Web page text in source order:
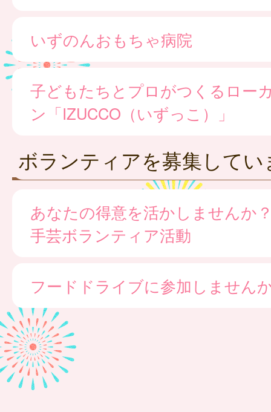
いずのんおもちゃ病院
子どもたちとプロがつくるロー
ン「IZUCCO（いずっこ）」
ボランティアを募集してい
あなたの得意を活かしませんか
手芸ボランティア活動
フードドライブに参加しません